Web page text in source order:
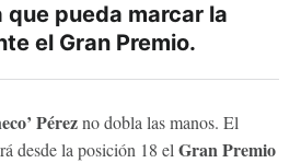
que pueda marcar la
el Gran Premio.
Pérezno dobla las manos. El
desde la posición 18 el Gran Premio